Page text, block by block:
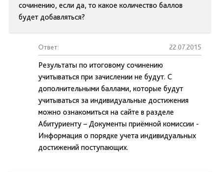
сочинению, если да, то какое количество баллов
будет добавляться?
Ответ: 22.07.2015
Результаты по итоговому сочинению
учитываться при зачислении не будут. С
дополнительными баллами, которые будут
учитываться за индивидуальные достижения
можно ознакомиться на сайте в разделе
Абитуриенту – Документы приёмной комиссии -
Информация о порядке учета индивидуальных
достижений поступающих.